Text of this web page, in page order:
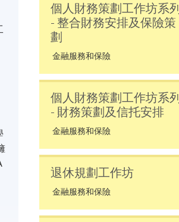
個人財務策劃工作坊系列
- 整合財務安排及保險策
劃
金融服務和保險
個人財務策劃工作坊系列
- 財務策劃及信托安排
金融服務和保險
退休規劃工作坊
金融服務和保險